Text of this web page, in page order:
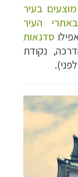
בעיר
העיר
סדנאות
נקודת